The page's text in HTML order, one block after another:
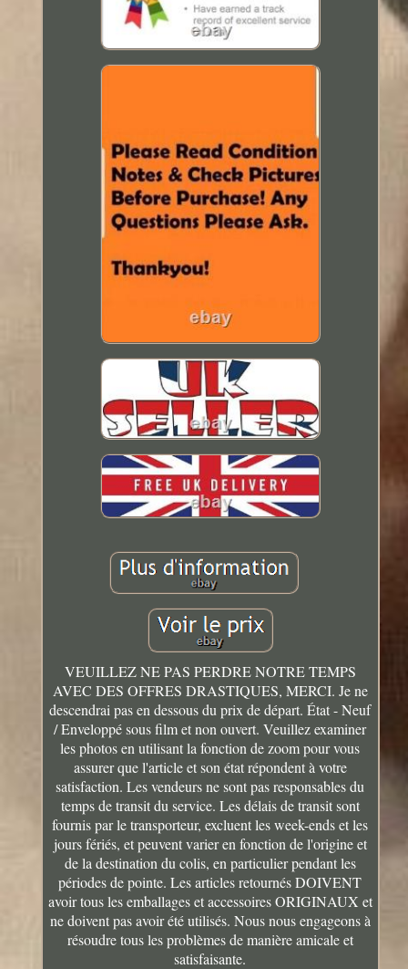
VEUILLEZ NE PAS PERDRE NOTRE TEMPS
AVEC DES OFFRES DRASTIQUES, MERCI. Je ne
descendrai pas en dessous du prix de départ. État - Neuf
/ Enveloppé sous film et non ouvert. Veuillez examiner
les photos en utilisant la fonction de zoom pour vous
assurer que l'article et son état répondent à votre
satisfaction. Les vendeurs ne sont pas responsables du
temps de transit du service. Les délais de transit sont
fournis par le transporteur, excluent les week-ends et les
jours fériés, et peuvent varier en fonction de l'origine et
de la destination du colis, en particulier pendant les
périodes de pointe. Les articles retournés DOIVENT
avoir tous les emballages et accessoires ORIGINAUX et
ne doivent pas avoir été utilisés. Nous nous engageons à
résoudre tous les problèmes de manière amicale et
satisfaisante.